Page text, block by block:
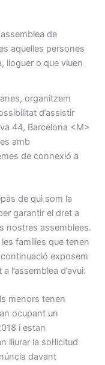
de
aquelles persones
lloguer o que viuen
organitzem
d’assistir
44, Barcelona <M>
amb
de connexió a
de qui som la
garantir el dret a
nostres assemblees.
famílies que tenen
exposem
l’assemblea d’avui:
menors tenen
ocupant un
i estan
lliurar la sol·licitud
davant